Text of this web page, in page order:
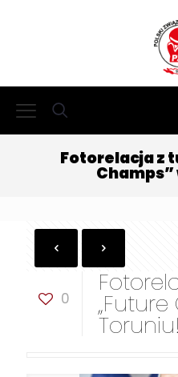
Fotorelacja z
0
Toruniu!